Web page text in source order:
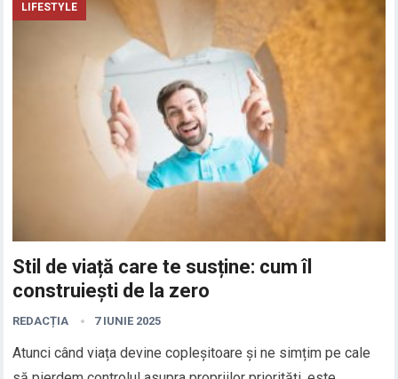
LIFESTYLE
Stil de viață care te susține: cum îl
construiești de la zero
REDACȚIA 7 IUNIE 2025
Atunci când viața devine copleșitoare și ne simțim pe cale